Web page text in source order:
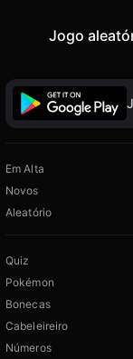
Jogo
Em Alta
Novos
Aleatório
Quiz
Pokémon
Bonecas
Cabeleireiro
Números